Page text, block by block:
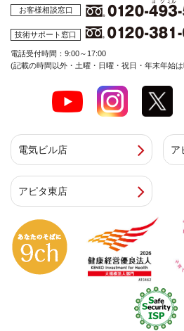
お客様相談窓口
技術サポート窓口
電話受付時間：9:00～17:00
(記載の時間以外・土曜・日曜・祝日・年末年始
電気ビル店 ア
アピタ東店